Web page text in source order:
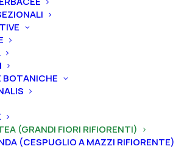
BOTANICHE
(GRANDI FIORI RIFIORENTI)
(CESPUGLIO A MAZZI RIFIORENTE)